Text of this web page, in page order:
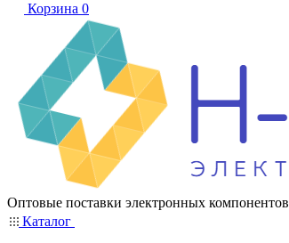
Корзина 0
Оптовые поставки электронных компонентов
Каталог